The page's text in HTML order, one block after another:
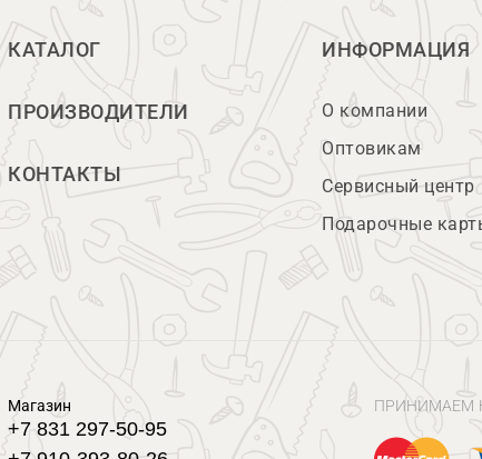
КАТАЛОГ
ПРОИЗВОДИТЕЛИ
КОНТАКТЫ
ИНФОРМАЦИЯ
О компании
Оптовикам
Сервисный центр
Подарочные
Магазин
+7 831 297-50-95
ПРИНИМАЕМ